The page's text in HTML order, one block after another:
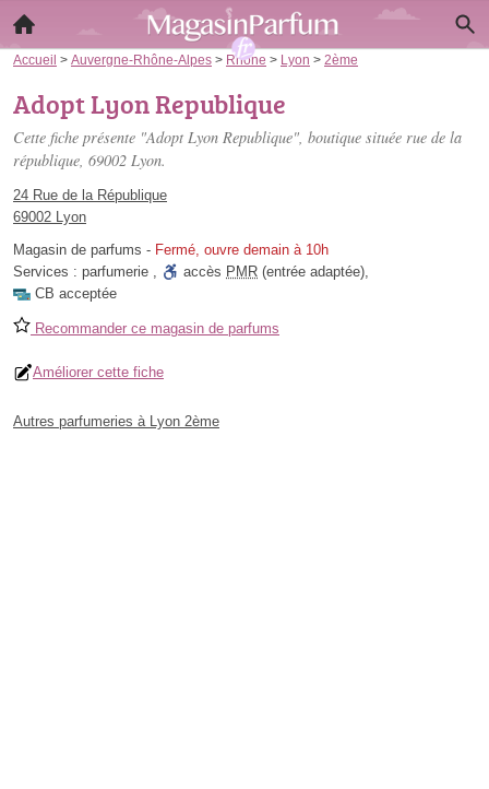
Accueil > Auvergne-Rhône-Alpes > Rhône > Lyon > 2ème
Adopt Lyon Republique
Cette fiche présente "Adopt Lyon Republique", boutique située rue de la
république, 69002 Lyon.
24 Rue de la République
69002 Lyon
Magasin de parfums - Fermé, ouvre demain à 10h
Services : parfumerie , accès PMR (entrée adaptée),
CB acceptée
Recommander ce magasin de parfums
Améliorer cette fiche
Autres parfumeries à Lyon 2ème